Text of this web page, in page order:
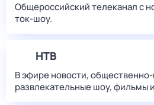
Общероссийский телеканал с
ток-шоу.
НТВ
В эфире новости,
развлекательные шоу, фильмы